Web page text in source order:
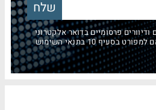
פרסומיים בדואר אלקטרוני
10 בתנאי השימוש